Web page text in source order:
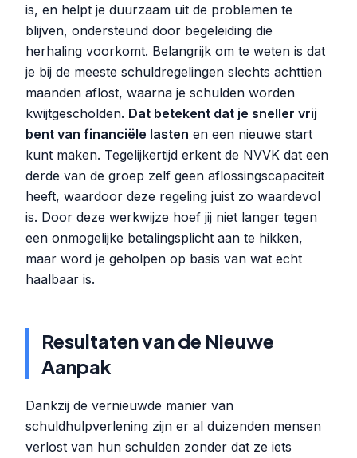
is, en helpt je duurzaam uit de problemen te
blijven, ondersteund door begeleiding die
herhaling voorkomt. Belangrijk om te weten is dat
je bij de meeste schuldregelingen slechts achttien
maanden aflost, waarna je schulden worden
kwijtgescholden. Dat betekent dat je sneller vrij
bent van financiële lasten en een nieuwe start
kunt maken. Tegelijkertijd erkent de NVVK dat een
derde van de groep zelf geen aflossingscapaciteit
heeft, waardoor deze regeling juist zo waardevol
is. Door deze werkwijze hoef jij niet langer tegen
een onmogelijke betalingsplicht aan te hikken,
maar word je geholpen op basis van wat echt
haalbaar is.
Resultaten van de Nieuwe
Aanpak
Dankzij de vernieuwde manier van
schuldhulpverlening zijn er al duizenden mensen
verlost van hun schulden zonder dat ze iets